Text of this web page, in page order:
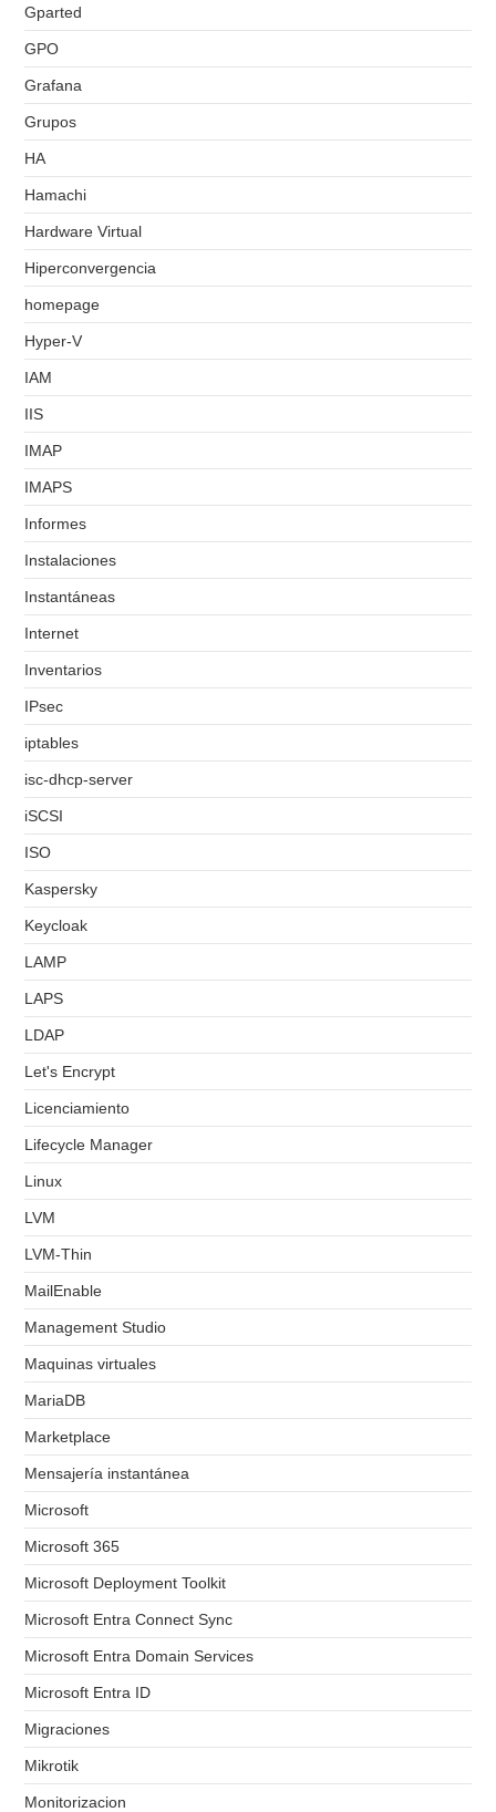
Gparted
GPO
Grafana
Grupos
HA
Hamachi
Hardware Virtual
Hiperconvergencia
homepage
Hyper-V
IAM
IIS
IMAP
IMAPS
Informes
Instalaciones
Instantáneas
Internet
Inventarios
IPsec
iptables
isc-dhcp-server
iSCSI
ISO
Kaspersky
Keycloak
LAMP
LAPS
LDAP
Let's Encrypt
Licenciamiento
Lifecycle Manager
Linux
LVM
LVM-Thin
MailEnable
Management Studio
Maquinas virtuales
MariaDB
Marketplace
Mensajería instantánea
Microsoft
Microsoft 365
Microsoft Deployment Toolkit
Microsoft Entra Connect Sync
Microsoft Entra Domain Services
Microsoft Entra ID
Migraciones
Mikrotik
Monitorizacion